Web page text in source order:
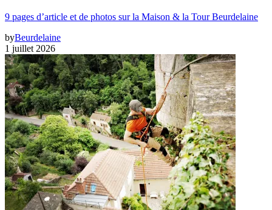
9 pages d’article et de photos sur la Maison & la Tour Beurdelaine
byBeurdelaine
1 juillet 2026